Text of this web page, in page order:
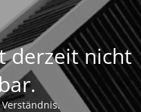
derzeit nicht